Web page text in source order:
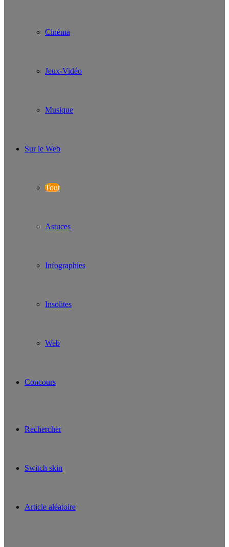
Cinéma
Jeux-Vidéo
Musique
Sur le Web
Tout
Astuces
Infographies
Insolites
Web
Concours
Rechercher
Switch skin
Article aléatoire